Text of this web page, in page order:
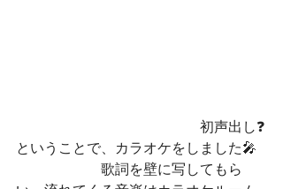
初声出し❓
ということで、カラオケをしました🎤
歌詞を壁に写してもら